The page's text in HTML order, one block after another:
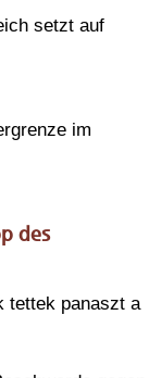
setzt auf
im
des
tettek panaszt a